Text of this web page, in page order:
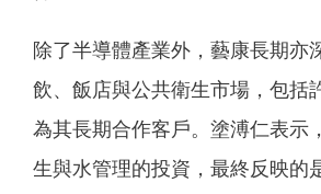
除了半導體產業外，藝康長期亦
飲、飯店與公共衛生市場，包括
為其長期合作客戶。塗溥仁表示
生與水管理的投資，最終反映的